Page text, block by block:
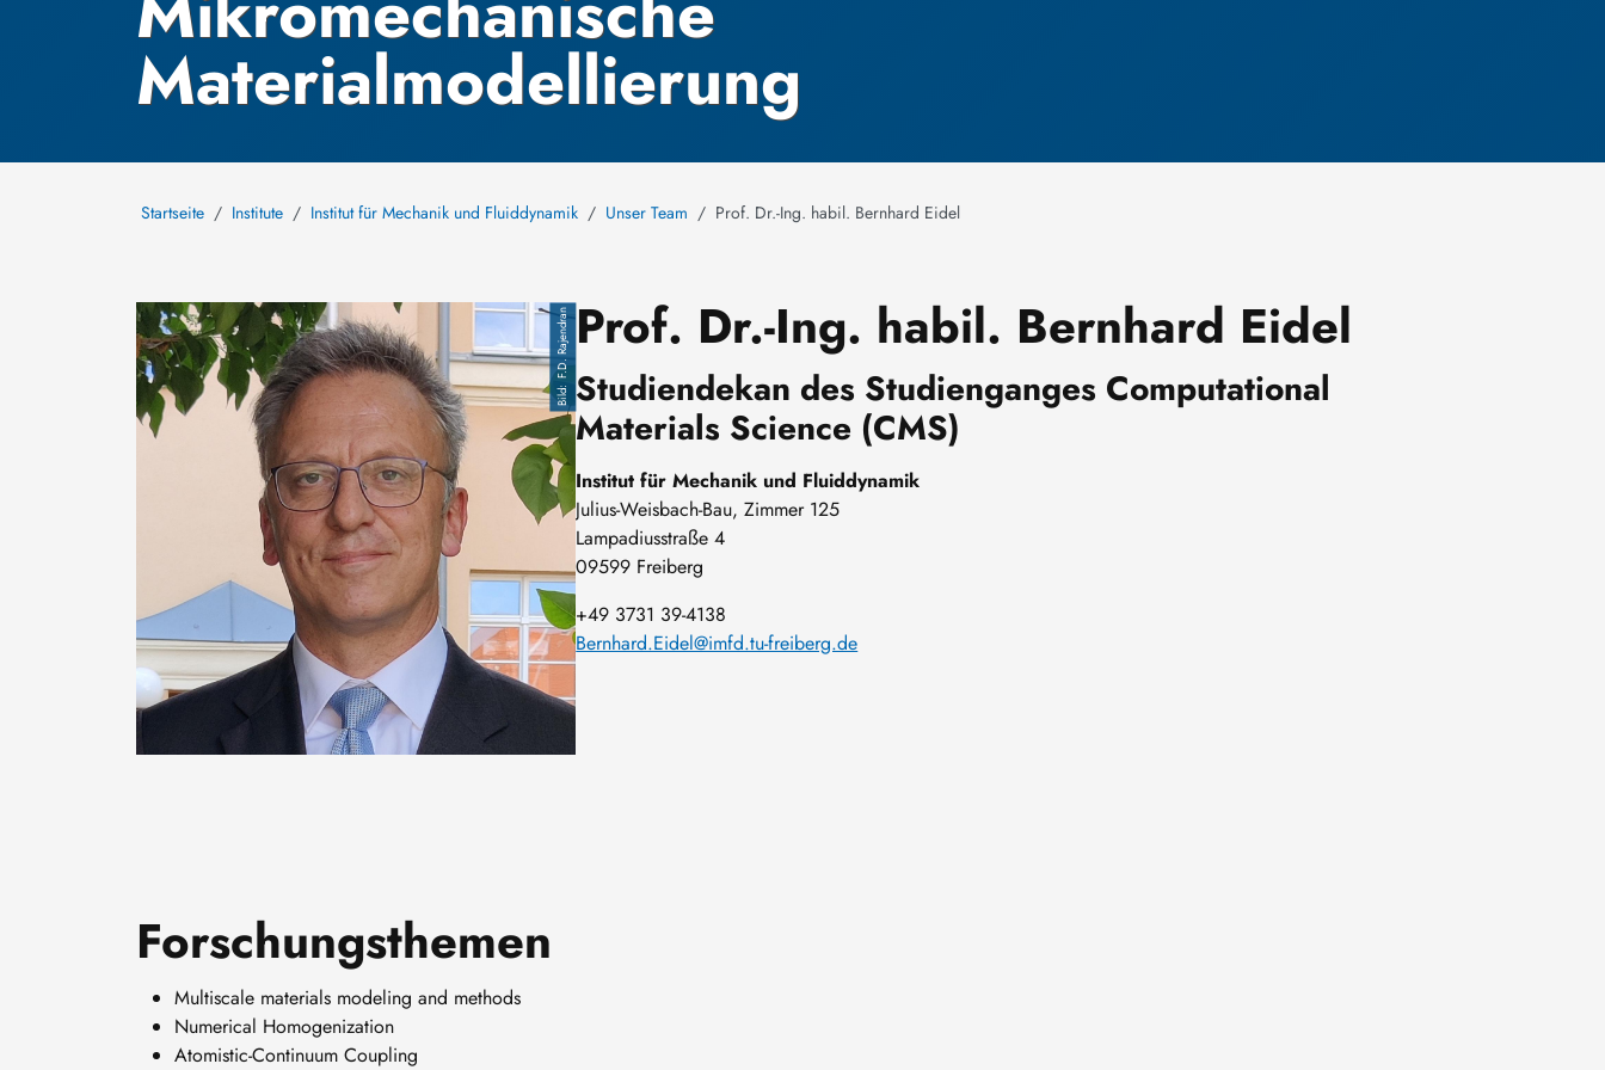
Materialmodellierung
Startseite Institute Institut für Mechanik und Fluiddynamik Unser Team Prof. Dr.-Ing. habil. Bernhard Eidel
Bild F.D. RajendranProf. Dr.-Ing. habil. Bernhard Eidel
Studiendekan des Studienganges Computational
Materials Science (CMS)
Institut für Mechanik und Fluiddynamik
Julius-Weisbach-Bau, Zimmer 125
Lampadiusstraße 4
09599 Freiberg
+49 3731 39-4138
Bernhard.Eidel@imfd.tu-freiberg.de
Forschungsthemen
Multiscale materials modeling and methods
Numerical Homogenization
Atomistic-Continuum Coupling